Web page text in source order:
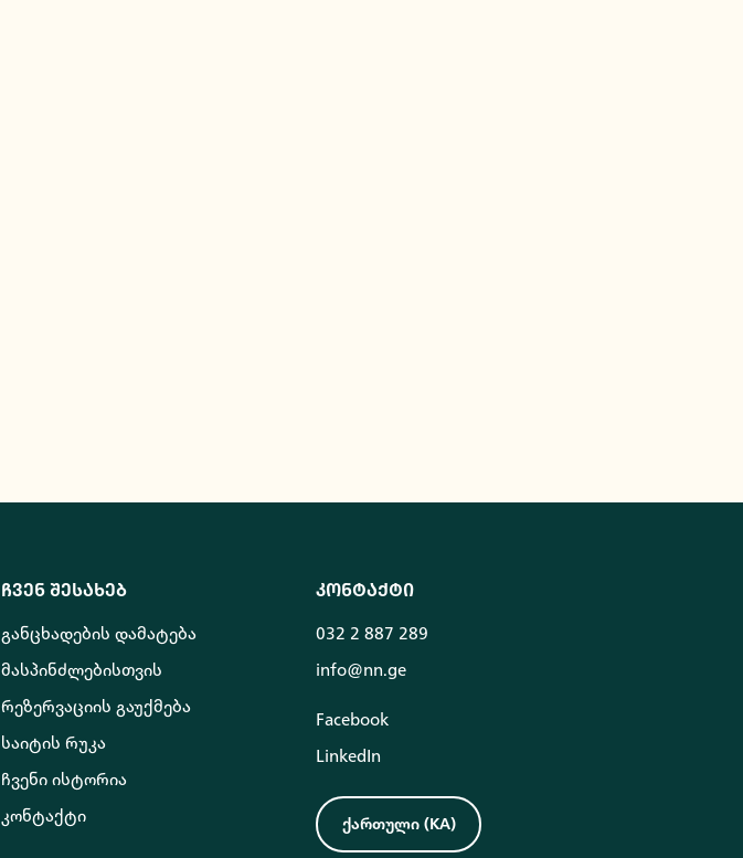
ჩვენ შესახებ
განცხადების დამატება
მასპინძლებისთვის
რეზერვაციის გაუქმება
საიტის რუკა
ჩვენი ისტორია
კონტაქტი
კონტაქტი
032 2 887 289
info@nn.ge
Facebook
LinkedIn
ქართული (KA)